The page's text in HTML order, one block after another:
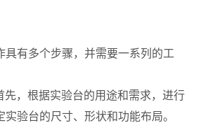
具有多个步骤，并需要一系列的工
先，根据实验台的用途和需求，进行
验台的尺寸、形状和功能布局。